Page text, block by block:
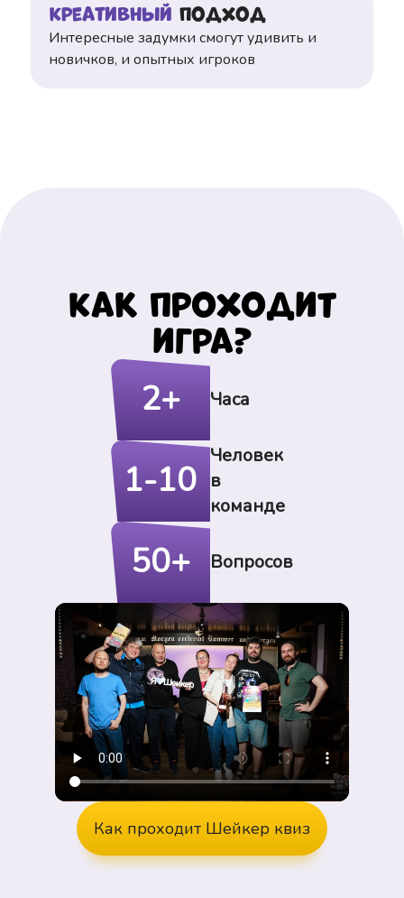
Креативный подход
Интересные задумки смогут удивить и
новичков, и опытных игроков
Как проходит
игра?
2+
Часа
1-10
Человек
в
команде
50+ Вопросов
Как проходит Шейкер квиз